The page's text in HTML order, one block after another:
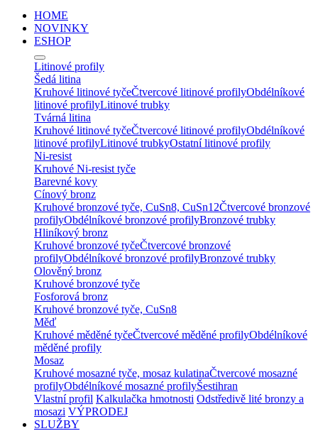
HOME
NOVINKY
ESHOP
Litinové profily
Šedá litina
Kruhové litinové tyčeČtvercové litinové profilyObdélníkové
litinové profilyLitinové trubky
Tvárná litina
Kruhové litinové tyčeČtvercové litinové profilyObdélníkové
litinové profilyLitinové trubkyOstatní litinové profily
Ni-resist
Kruhové Ni-resist tyče
Barevné kovy
Cínový bronz
Kruhové bronzové tyče, CuSn8, CuSn12Čtvercové bronzové
profilyObdélníkové bronzové profilyBronzové trubky
Hliníkový bronz
Kruhové bronzové tyčeČtvercové bronzové
profilyObdélníkové bronzové profilyBronzové trubky
Olověný bronz
Kruhové bronzové tyče
Fosforová bronz
Kruhové bronzové tyče, CuSn8
Měď
Kruhové měděné tyčeČtvercové měděné profilyObdélníkové
měděné profily
Mosaz
Kruhové mosazné tyče, mosaz kulatinaČtvercové mosazné
profilyObdélníkové mosazné profilyŠestihran
Vlastní profil Kalkulačka hmotnosti Odstředivě lité bronzy a
mosazi VÝPRODEJ
SLUŽBY